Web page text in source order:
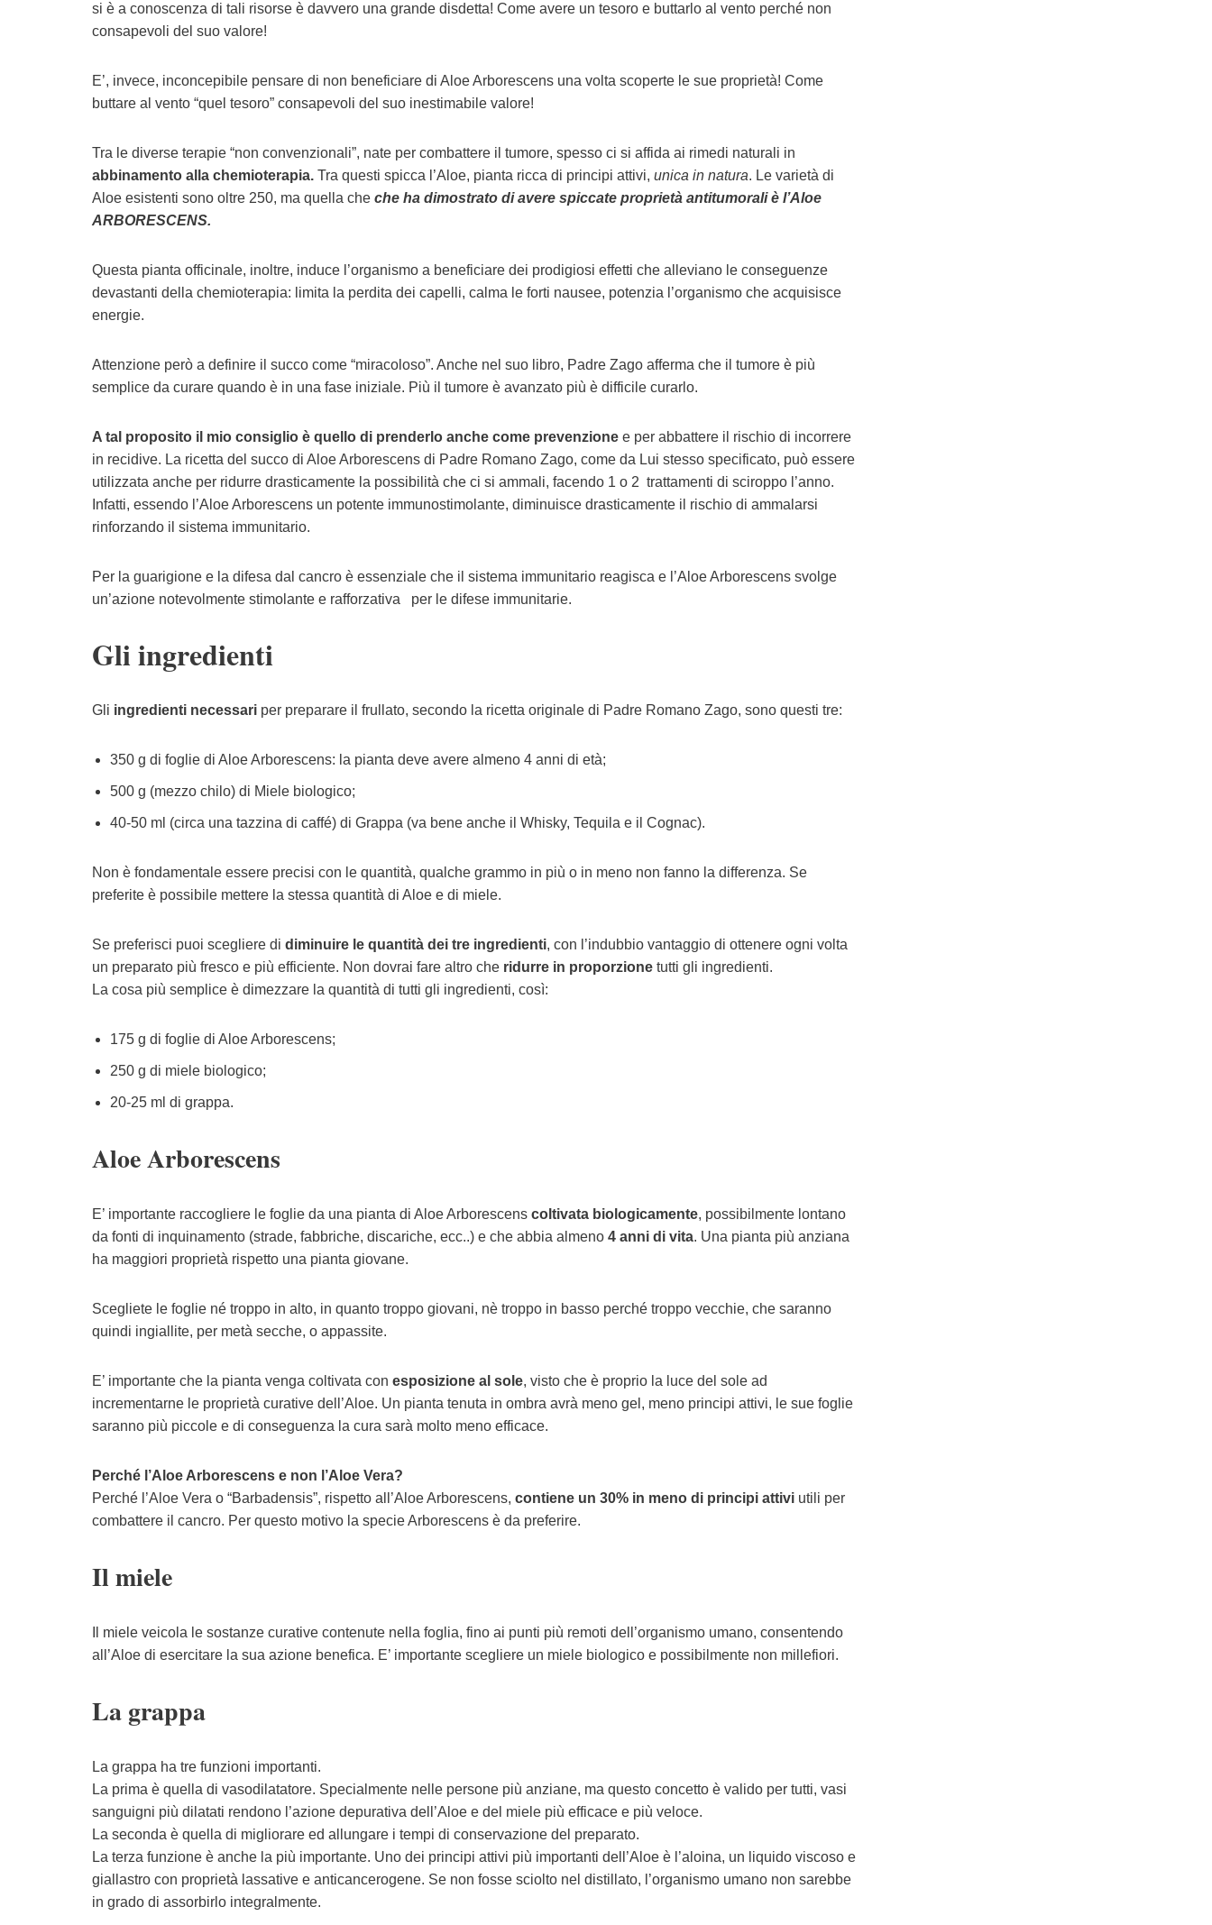
si è a conoscenza di tali risorse è davvero una grande disdetta! Come avere un tesoro e buttarlo al vento perché non
consapevoli del suo valore!
E’, invece, inconcepibile pensare di non beneficiare di Aloe Arborescens una volta scoperte le sue proprietà! Come
buttare al vento “quel tesoro” consapevoli del suo inestimabile valore!
Tra le diverse terapie “non convenzionali”, nate per combattere il tumore, spesso ci si affida ai rimedi naturali in
abbinamento alla chemioterapia. Tra questi spicca l’Aloe, pianta ricca di principi attivi, unica in natura. Le varietà di
Aloe esistenti sono oltre 250, ma quella che che ha dimostrato di avere spiccate proprietà antitumorali è l’Aloe
ARBORESCENS.
Questa pianta officinale, inoltre, induce l’organismo a beneficiare dei prodigiosi effetti che alleviano le conseguenze
devastanti della chemioterapia: limita la perdita dei capelli, calma le forti nausee, potenzia l’organismo che acquisisce
energie.
Attenzione però a definire il succo come “miracoloso”. Anche nel suo libro, Padre Zago afferma che il tumore è più
semplice da curare quando è in una fase iniziale. Più il tumore è avanzato più è difficile curarlo.
A tal proposito il mio consiglio è quello di prenderlo anche come prevenzione e per abbattere il rischio di incorrere
in recidive. La ricetta del succo di Aloe Arborescens di Padre Romano Zago, come da Lui stesso specificato, può essere
utilizzata anche per ridurre drasticamente la possibilità che ci si ammali, facendo 1 o 2 trattamenti di sciroppo l’anno.
Infatti, essendo l’Aloe Arborescens un potente immunostimolante, diminuisce drasticamente il rischio di ammalarsi
rinforzando il sistema immunitario.
Per la guarigione e la difesa dal cancro è essenziale che il sistema immunitario reagisca e l’Aloe Arborescens svolge
un’azione notevolmente stimolante e rafforzativa per le difese immunitarie.
Gli ingredienti
Gli ingredienti necessari per preparare il frullato, secondo la ricetta originale di Padre Romano Zago, sono questi tre:
350 g di foglie di Aloe Arborescens: la pianta deve avere almeno 4 anni di età;
500 g (mezzo chilo) di Miele biologico;
40-50 ml (circa una tazzina di caffé) di Grappa (va bene anche il Whisky, Tequila e il Cognac).
Non è fondamentale essere precisi con le quantità, qualche grammo in più o in meno non fanno la differenza. Se
preferite è possibile mettere la stessa quantità di Aloe e di miele.
Se preferisci puoi scegliere di diminuire le quantità dei tre ingredienti, con l’indubbio vantaggio di ottenere ogni volta
un preparato più fresco e più efficiente. Non dovrai fare altro che ridurre in proporzione tutti gli ingredienti.
La cosa più semplice è dimezzare la quantità di tutti gli ingredienti, così:
175 g di foglie di Aloe Arborescens;
250 g di miele biologico;
20-25 ml di grappa.
Aloe Arborescens
E’ importante raccogliere le foglie da una pianta di Aloe Arborescens coltivata biologicamente, possibilmente lontano
da fonti di inquinamento (strade, fabbriche, discariche, ecc..) e che abbia almeno 4 anni di vita. Una pianta più anziana
ha maggiori proprietà rispetto una pianta giovane.
Scegliete le foglie né troppo in alto, in quanto troppo giovani, nè troppo in basso perché troppo vecchie, che saranno
quindi ingiallite, per metà secche, o appassite.
E’ importante che la pianta venga coltivata con esposizione al sole, visto che è proprio la luce del sole ad
incrementarne le proprietà curative dell’Aloe. Un pianta tenuta in ombra avrà meno gel, meno principi attivi, le sue foglie
saranno più piccole e di conseguenza la cura sarà molto meno efficace.
Perché l’Aloe Arborescens e non l’Aloe Vera?
Perché l’Aloe Vera o “Barbadensis”, rispetto all’Aloe Arborescens, contiene un 30% in meno di principi attivi utili per
combattere il cancro. Per questo motivo la specie Arborescens è da preferire.
Il miele
Il miele veicola le sostanze curative contenute nella foglia, fino ai punti più remoti dell’organismo umano, consentendo
all’Aloe di esercitare la sua azione benefica. E’ importante scegliere un miele biologico e possibilmente non millefiori.
La grappa
La grappa ha tre funzioni importanti.
La prima è quella di vasodilatatore. Specialmente nelle persone più anziane, ma questo concetto è valido per tutti, vasi
sanguigni più dilatati rendono l’azione depurativa dell’Aloe e del miele più efficace e più veloce.
La seconda è quella di migliorare ed allungare i tempi di conservazione del preparato.
La terza funzione è anche la più importante. Uno dei principi attivi più importanti dell’Aloe è l’aloina, un liquido viscoso e
giallastro con proprietà lassative e anticancerogene. Se non fosse sciolto nel distillato, l’organismo umano non sarebbe
in grado di assorbirlo integralmente.